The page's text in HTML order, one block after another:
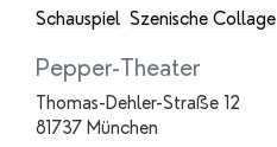
Schauspiel Szenische Collage
Pepper-Theater
Thomas-Dehler-Straße 12
81737 München